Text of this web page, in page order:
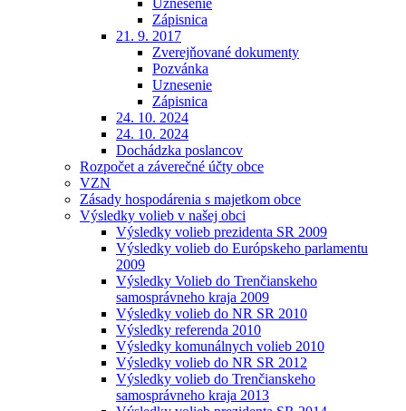
Uznesenie
Zápisnica
21. 9. 2017
Zverejňované dokumenty
Pozvánka
Uznesenie
Zápisnica
24. 10. 2024
24. 10. 2024
Dochádzka poslancov
Rozpočet a záverečné účty obce
VZN
Zásady hospodárenia s majetkom obce
Výsledky volieb v našej obci
Výsledky volieb prezidenta SR 2009
Výsledky volieb do Európskeho parlamentu
2009
Výsledky Volieb do Trenčianskeho
samosprávneho kraja 2009
Výsledky volieb do NR SR 2010
Výsledky referenda 2010
Výsledky komunálnych volieb 2010
Výsledky volieb do NR SR 2012
Výsledky volieb do Trenčianskeho
samosprávneho kraja 2013